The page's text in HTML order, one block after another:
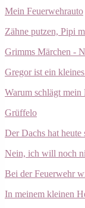
Mein Feuerwehrauto
Zähne putzen, Pipi
Grimms Märchen -
Gregor ist ein
Warum schlägt mein
Grüffelo
Der Dachs hat heute
Nein, ich will noch
Bei der Feuerwehr
In meinem kleinen